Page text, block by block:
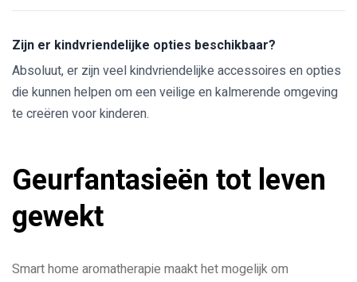
Zijn er kindvriendelijke opties beschikbaar?
Absoluut, er zijn veel kindvriendelijke accessoires en opties
die kunnen helpen om een veilige en kalmerende omgeving
te creëren voor kinderen.
Geurfantasieën tot leven
gewekt
Smart home aromatherapie maakt het mogelijk om